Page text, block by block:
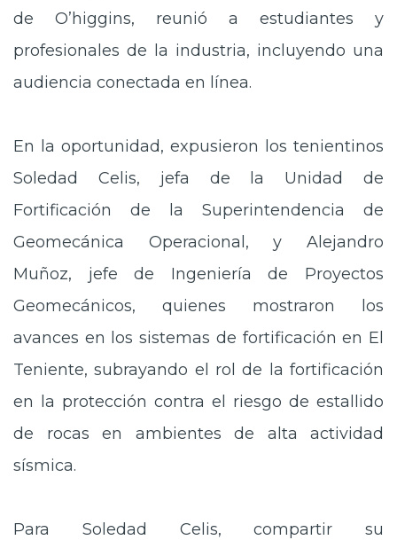
de O’higgins, reunió a estudiantes y
profesionales de la industria, incluyendo una
audiencia conectada en línea.
En la oportunidad, expusieron los tenientinos
Soledad Celis, jefa de la Unidad de
Fortificación de la Superintendencia de
Geomecánica Operacional, y Alejandro
Muñoz, jefe de Ingeniería de Proyectos
Geomecánicos, quienes mostraron los
avances en los sistemas de fortificación en El
Teniente, subrayando el rol de la fortificación
en la protección contra el riesgo de estallido
de rocas en ambientes de alta actividad
sísmica.
Para Soledad Celis, compartir su